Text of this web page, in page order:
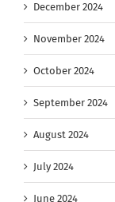
December 2024
November 2024
October 2024
September 2024
August 2024
July 2024
June 2024